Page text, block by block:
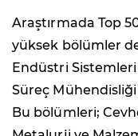
Araştırmada Top
yüksek bölümler
Endüstri
Süreç Mühendisliği
Bu bölümleri;